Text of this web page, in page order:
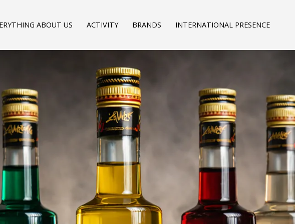
ABOUT US ACTIVITY BRANDS INTERNATIONAL PRESENCE